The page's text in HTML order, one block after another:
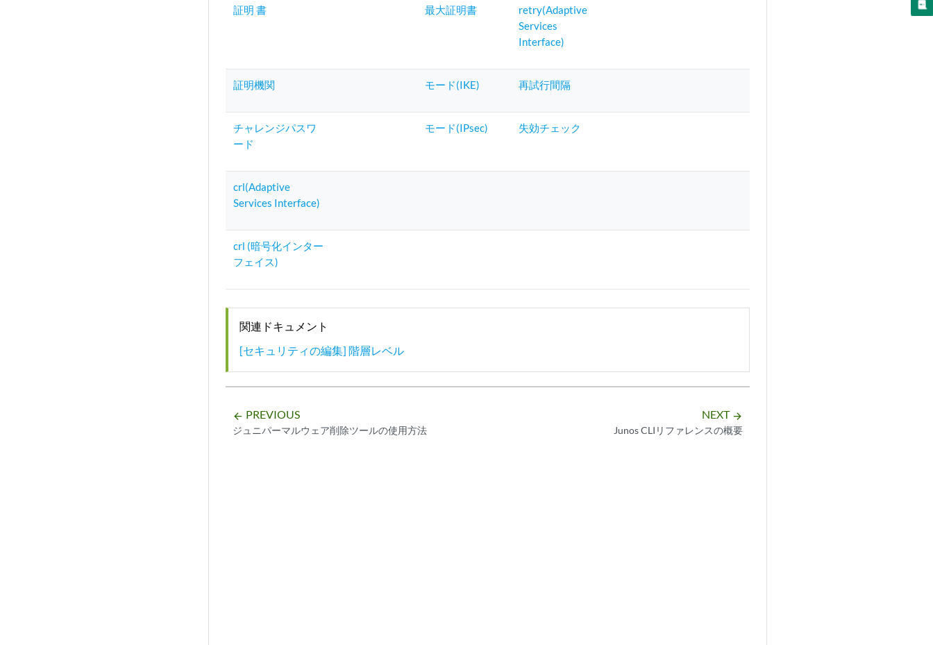
証明 書 最大証明書
retry(Adaptive
Services
Interface)
証明機関 モード(IKE) 再試行間隔
チャレンジパスワ
ード
モード(IPsec) 失効チェック
crl(Adaptive
Services Interface)
crl (暗号化インター
フェイス)
関連ドキュメント
[セキュリティの編集] 階層レベル
arrow_backward PREVIOUS
ジュニパーマルウェア削除ツールの使用方法
NEXT arrow_forward
Junos CLIリファレンスの概要